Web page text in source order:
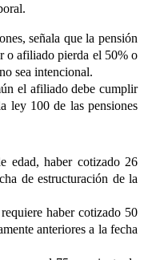
señala que la pensión
o afiliado pierda el 50% o
sea intencional.
el afiliado debe cumplir
ley 100 de las pensiones
edad, haber cotizado 26
de estructuración de la
haber cotizado 50
anteriores a la fecha